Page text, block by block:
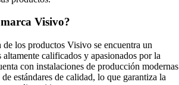
Visivo?
los productos Visivo se encuentra un
calificados y apasionados por la
con instalaciones de producción modernas
estándares de calidad, lo que garantiza la